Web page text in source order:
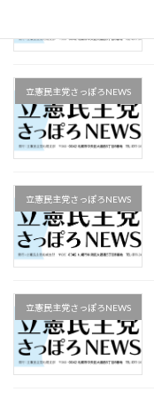
立憲民主党さっぽろNEWS
立憲民主党さっぽろNEWS
立憲民主党さっぽろNEWS